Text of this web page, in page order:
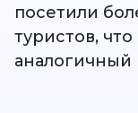
посетили
туристов,